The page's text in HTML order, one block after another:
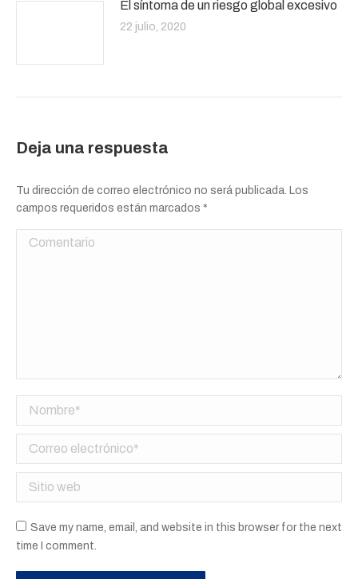
El síntoma de un riesgo global excesivo
22 julio, 2020
Deja una respuesta
Tu dirección de correo electrónico no será publicada. Los
campos requeridos están marcados *
Comentario
Nombre *
Correo electrónico *
Sitio web
Save my name, email, and website in this browser for the next
time I comment.